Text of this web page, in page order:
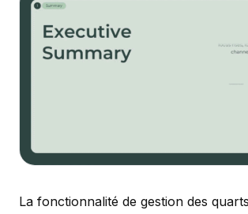
La fonctionnalité de gestion des